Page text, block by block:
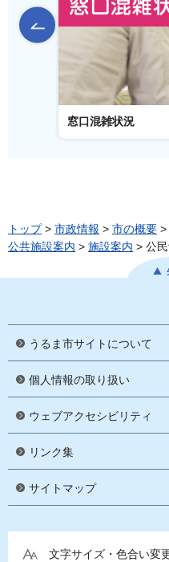
前のスライ
窓口混雑状況
トップ> 市政情報 > 市の概要 >
公共施設案内 > 施設案内 > 公
うるま市サイトについて
個人情報の取り扱い
ウェブアクセシビリティ
リンク集
サイトマップ
文字サイズ・色合い変